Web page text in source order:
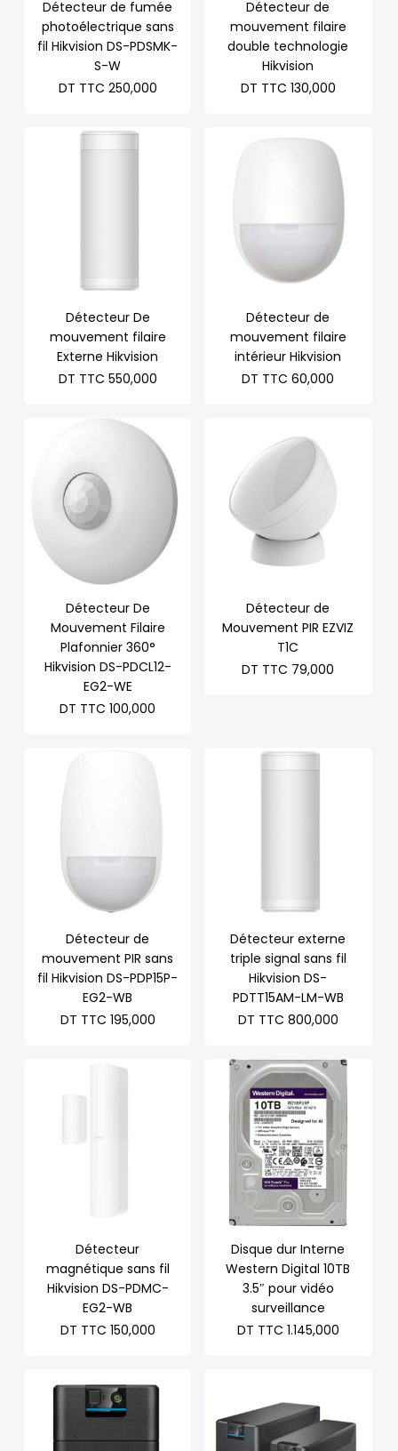
Détecteur de fumée
photoélectrique sans
fil Hikvision DS-PDSMK-
S-W
DT TTC 250,000
Détecteur de
mouvement filaire
double technologie
Hikvision
DT TTC 130,000
Détecteur De
mouvement filaire
Externe Hikvision
DT TTC 550,000
Détecteur de
mouvement filaire
intérieur Hikvision
DT TTC 60,000
Détecteur De
Mouvement Filaire
Plafonnier 360°
Hikvision DS-PDCL12-
EG2-WE
DT TTC 100,000
Détecteur de
Mouvement PIR EZVIZ
T1C
DT TTC 79,000
Détecteur de
mouvement PIR sans
fil Hikvision DS-PDP15P-
EG2-WB
DT TTC 195,000
Détecteur externe
triple signal sans fil
Hikvision DS-
PDTT15AM-LM-WB
DT TTC 800,000
Détecteur
magnétique sans fil
Hikvision DS-PDMC-
EG2-WB
DT TTC 150,000
Disque dur Interne
Western Digital 10TB
3.5″ pour vidéo
surveillance
DT TTC 1.145,000